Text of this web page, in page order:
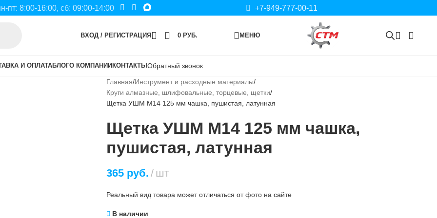
пт: 8:00-16:00, сб: 09:00-14:00 +7-949-777-00-11
ВХОД / РЕГИСТРАЦИЯ 0РУБ. МЕНЮ
И ОПЛАТАБЛОГО КОМПАНИИ КОНТАКТЫ Обратный звонок
Главная Инструмент и расходные материалы
Круги алмазные, шлифовальные, торцевые, щетки
Щетка УШМ М14 125 мм чашка, пушистая, латунная
Щетка УШМ М14 125 мм чашка,
пушистая, латунная
365 руб. шт
Реальный вид товара может отличаться от фото на сайте
В наличии